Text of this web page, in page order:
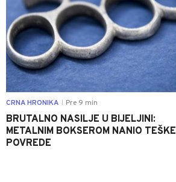
CRNA HRONIKA Pre 9 min
BRUTALNO NASILJE U BIJELJINI:
METALNIM BOKSEROM NANIO TEŠKE
POVREDE